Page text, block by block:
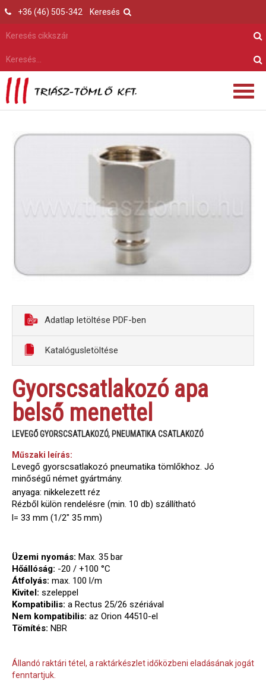
Keresés
+36 (46) 505-342
Adatlap letöltése PDF-ben
Katalógusletöltése
Gyorscsatlakozó apa
belső menettel
LEVEGŐ GYORSCSATLAKOZÓ, PNEUMATIKA CSATLAKOZÓ
Műszaki leírás:
Levegő gyorscsatlakozó pneumatika tömlőkhoz. Jó
minőségű német gyártmány.
anyaga: nikkelezett réz
Rézből külön rendelésre (min. 10 db) szállítható
l= 33 mm (1/2" 35 mm)
Üzemi nyomás: Max. 35 bar
Hőállóság: -20 / +100 °C
Átfolyás: max. 100 l/m
Kivitel: szeleppel
Kompatibilis: a Rectus 25/26 szériával
Nem kompatibilis: az Orion 44510-el
Tömítés: NBR
Állandó raktári tétel, a raktárkészlet időközbeni eladásának jogát
fenntartjuk.